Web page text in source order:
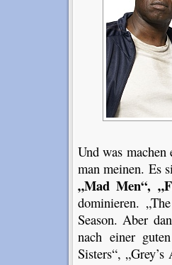
Und was
man meinen. Es
„Mad Men“,
dominieren.
Season. Aber
nach einer
Sisters“,